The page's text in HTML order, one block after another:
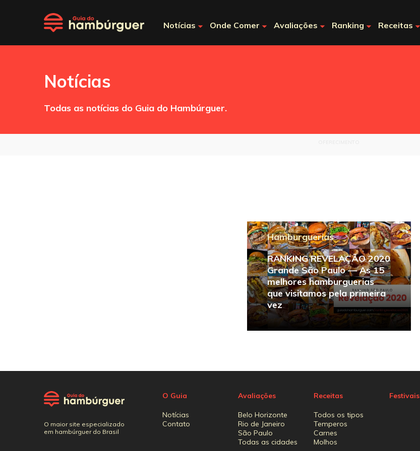
Notícias Onde Comer Avaliações Ranking Receitas
Notícias
Todas as notícias do Guia do Hambúrguer.
Hamburguerias
RANKING REVELAÇÃO 2020
Grande São Paulo — As 15
melhores hamburguerias
que visitamos pela primeira
vez
O maior site especializado
em hambúrguer do Brasil
O Guia
Notícias
Contato
Avaliações
Belo Horizonte
Rio de Janeiro
São Paulo
Todas as cidades
Receitas
Todos os tipos
Temperos
Carnes
Molhos
Festivais